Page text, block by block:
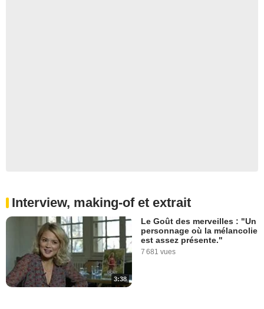
Interview, making-of et extrait
3:38
Le Goût des merveilles : "Un
personnage où la mélancolie
est assez présente."
7 681 vues